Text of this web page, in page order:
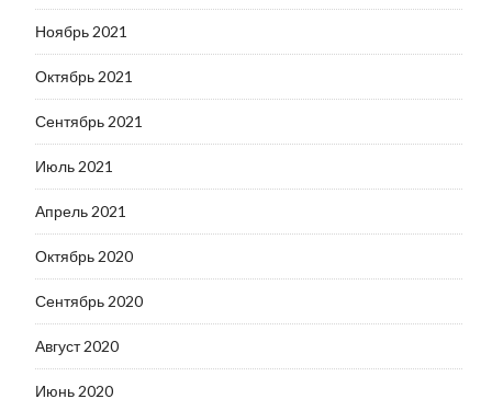
Ноябрь 2021
Октябрь 2021
Сентябрь 2021
Июль 2021
Апрель 2021
Октябрь 2020
Сентябрь 2020
Август 2020
Июнь 2020